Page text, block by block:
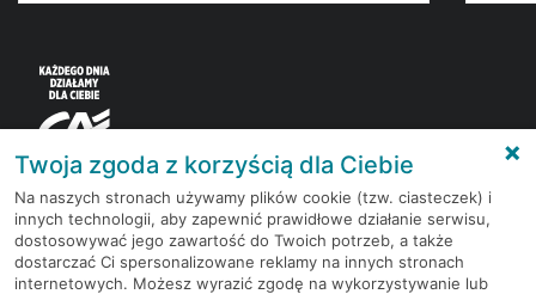
Korzystaj z bezpłatnych materiałów, które
przygotowują eksperci rynku finansowego.
Twoja zgoda z korzyścią dla Ciebie
Na naszych stronach używamy plików cookie (tzw. ciasteczek) i
innych technologii, aby zapewnić prawidłowe działanie serwisu,
dostosowywać jego zawartość do Twoich potrzeb, a także
dostarczać Ci spersonalizowane reklamy na innych stronach
internetowych. Możesz wyrazić zgodę na wykorzystywanie lub